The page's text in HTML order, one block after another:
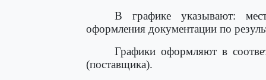
В графике указывают:
оформления документации по
Графики оформляют в
(поставщика).